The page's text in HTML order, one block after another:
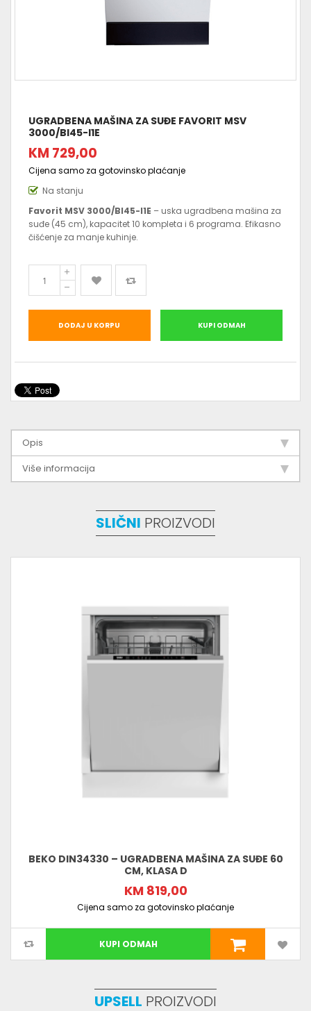
UGRADBENA MAŠINA ZA SUĐE FAVORIT MSV
3000/BI45-I1E
KM 729,00
Cijena samo za gotovinsko plaćanje
Na stanju
Favorit MSV 3000/BI45-I1E – uska ugradbena mašina za
suđe (45 cm), kapacitet 10 kompleta i 6 programa. Efikasno
čišćenje za manje kuhinje.
DODAJ U KORPU KUPI ODMAH
Opis
Više informacija
SLIČNI PROIZVODI
BEKO DIN34330 – UGRADBENA MAŠINA ZA SUĐE 60
CM, KLASA D
KM 819,00
Cijena samo za gotovinsko plaćanje
KUPI ODMAH
UPSELL PROIZVODI